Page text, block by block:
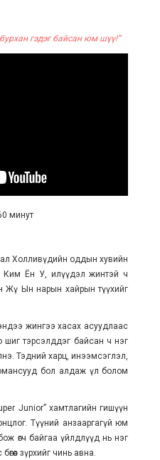
гэдэг байсан юм шүү!”
минут
Холливүдийн оддын хувийн
Ким Ён У, илүүдэл жинтэй ч
Жү Ын нарын хайрын түүхийг
жингээ хасах асуудлаас
шиг тэрсэлддэг байсан ч нэг
Тэдний харц, инээмсэглэл,
бол алдаж үл болом
Junior” хамтлагийн гишүүн
Түүний анзааргагүй юм
өгч байгаа үйлдлүүд нь нэг
зүрхийг чинь авна.